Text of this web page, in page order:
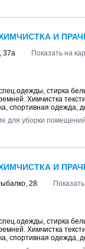
И
37а
Показать на
стирка
Химчистка
спортивная одежда,
для уборки
И
28
стирка
Химчистка
спортивная одежда,